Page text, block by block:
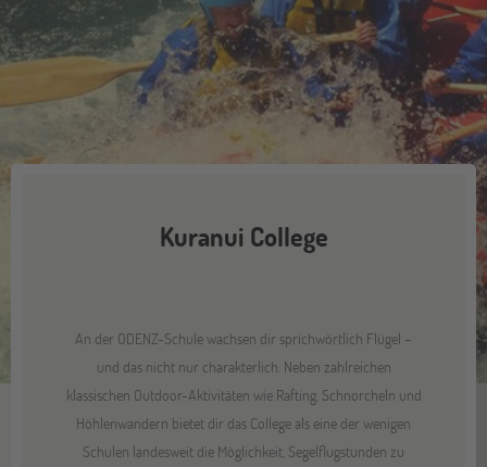
Kuranui College
An der ODENZ-Schule wachsen dir sprichwörtlich Flügel –
und das nicht nur charakterlich. Neben zahlreichen
klassischen Outdoor-Aktivitäten wie Rafting, Schnorcheln und
Höhlenwandern bietet dir das College als eine der wenigen
Schulen landesweit die Möglichkeit, Segelflugstunden zu